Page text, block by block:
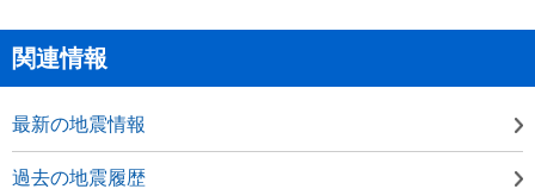
関連情報
最新の地震情報
過去の地震履歴